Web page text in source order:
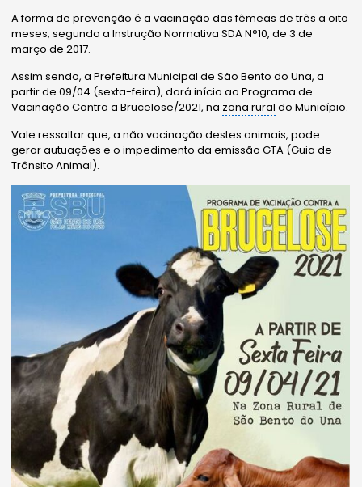
A forma de prevenção é a vacinação das fêmeas de três a oito
meses, segundo a Instrução Normativa SDA N°10, de 3 de
março de 2017.
Assim sendo, a Prefeitura Municipal de São Bento do Una, a
partir de 09/04 (sexta-feira), dará início ao Programa de
Vacinação Contra a Brucelose/2021, na zona rural do Município.
Vale ressaltar que, a não vacinação destes animais, pode
gerar autuações e o impedimento da emissão GTA (Guia de
Trânsito Animal).